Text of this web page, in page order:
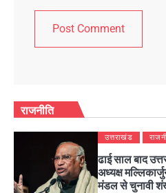
राजनीति
उत्तराखंड
ढाई साल बाद
अध्यक्ष
मंडल से चुनावी